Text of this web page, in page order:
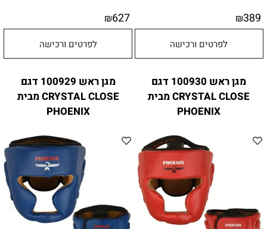
₪389
לפרטים ורכישה
₪627
לפרטים ורכישה
מגן ראש 100930 דגם
CRYSTAL CLOSE מבית
PHOENIX
מגן ראש 100929 דגם
CRYSTAL CLOSE מבית
PHOENIX